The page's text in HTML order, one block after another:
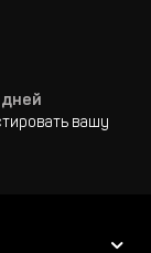
дней
вашу